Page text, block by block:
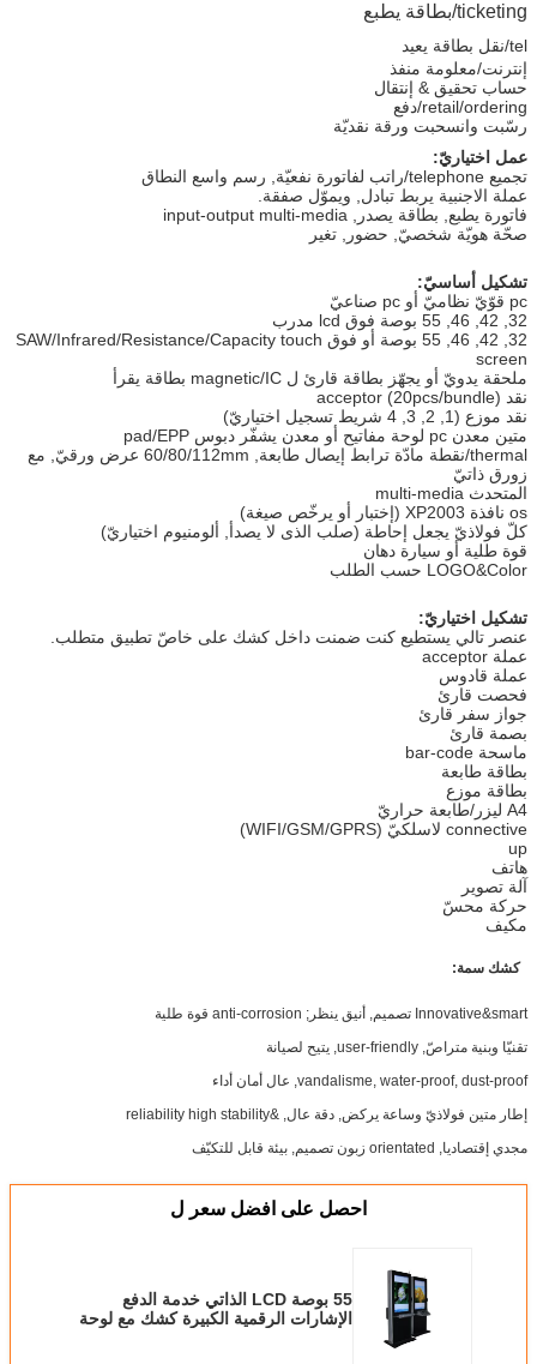
ticketing/بطاقة يطبع
tel/نقل بطاقة يعيد
إنترنت/معلومة منفذ
حساب تحقيق & إنتقال
retail/ordering/دفع
رسّبت وانسحبت ورقة نقديّة
عمل اختياريّ:
تجميع telephone/راتب لفاتورة نفعيّة, رسم واسع النطاق
عملة الاجنبية يربط تبادل, ويموّل صفقة.
فاتورة يطبع, بطاقة يصدر, input-output multi-media
صحّة هويّة شخصيّ, حضور, تغير
تشكيل أساسيّ:
pc قوّيّ نظاميّ أو pc صناعيّ
32, 42, 46, 55 بوصة فوق lcd مدرب
32, 42, 46, 55 بوصة أو فوق SAW/Infrared/Resistance/Capacity touch
screen
ملحقة يدويّ أو يجهّز بطاقة قارئ ل magnetic/IC بطاقة يقرأ
نقد acceptor (20pcs/bundle)
نقد موزع (1, 2, 3, 4 شريط تسجيل اختياريّ)
متين معدن pc لوحة مفاتيح أو معدن يشفّر دبوس pad/EPP
thermal/نقطة مادّة ترابط إيصال طابعة, 60/80/112mm عرض ورقيّ, مع
زورق ذاتيّ
المتحدث multi-media
os نافذة XP2003 (إختبار أو يرخّص صيغة)
كلّ فولاذيّ يجعل إحاطة (صلب الذى لا يصدأ, ألومنيوم اختياريّ)
قوة طلية أو سيارة دهان
LOGO&Color حسب الطلب
تشكيل اختياريّ:
عنصر تالي يستطيع كنت ضمنت داخل كشك على خاصّ تطبيق متطلب.
عملة acceptor
عملة قادوس
فحصت قارئ
جواز سفر قارئ
بصمة قارئ
ماسحة bar-code
بطاقة طابعة
بطاقة موزع
A4 ليزر/طابعة حراريّ
connective لاسلكيّ (WIFI/GSM/GPRS)
up
هاتف
آلة تصوير
حركة محسّ
مكيف
كشك سمة:
Innovative&smart تصميم, أنيق ينظر; anti-corrosion قوة طلية
تقنيّا وبنية متراصّ, user-friendly, يتيح لصيانة
vandalisme, water-proof, dust-proof, عال أمان أداء
إطار متين فولاذيّ وساعة يركض, دقة عال, &reliability high stability
مجدي إقتصاديا, orientated زبون تصميم, بيئة قابل للتكيّف
احصل على افضل سعر ل
55 بوصة LCD الذاتي خدمة الدفع
الإشارات الرقمية الكبيرة كشك مع لوحة